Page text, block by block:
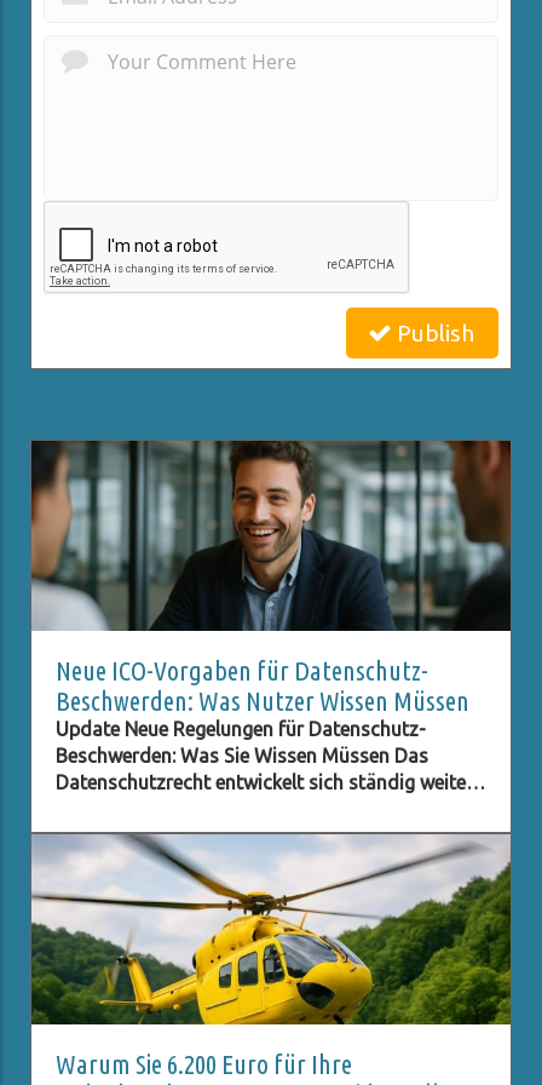
Publish
Neue ICO-Vorgaben für Datenschutz-
Beschwerden: Was Nutzer Wissen Müssen
Update Neue Regelungen für Datenschutz-
Beschwerden: Was Sie Wissen Müssen Das
Datenschutzrecht entwickelt sich ständig weiter,
Schutz persönlicher Daten immer wichtiger wird.
Eine der neuesten Entwicklungen betrifft die ICO
(Information Commissioner's Office) im
Vereinigten Königreich, die neue Verpflichtungen
für Beschwerden im Bereich des Datenschutzes
eingeführt hat. Diese Regelungen zielen darauf
ab, den Beschwerdeprozess zu optimieren und
sicherzustellen, dass Anfragen zur
Datenverarbeitung effizient und transparent
bearbeitet werden. Dies ist von großer
Warum Sie 6.200 Euro für Ihre